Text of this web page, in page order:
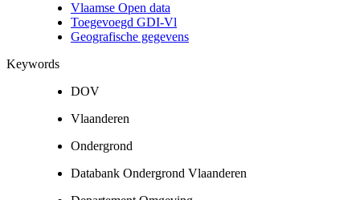
Vlaamse Open data
Toegevoegd GDI-Vl
Geografische gegevens
Keywords
DOV
Vlaanderen
Ondergrond
Databank Ondergrond Vlaanderen